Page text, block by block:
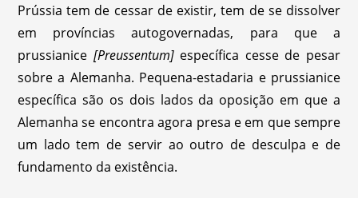
Prússia tem de cessar de existir, tem de se dissolver
em províncias autogovernadas, para que a
prussianice [Preussentum] específica cesse de pesar
sobre a Alemanha. Pequena-estadaria e prussianice
específica são os dois lados da oposição em que a
Alemanha se encontra agora presa e em que sempre
um lado tem de servir ao outro de desculpa e de
fundamento da existência.